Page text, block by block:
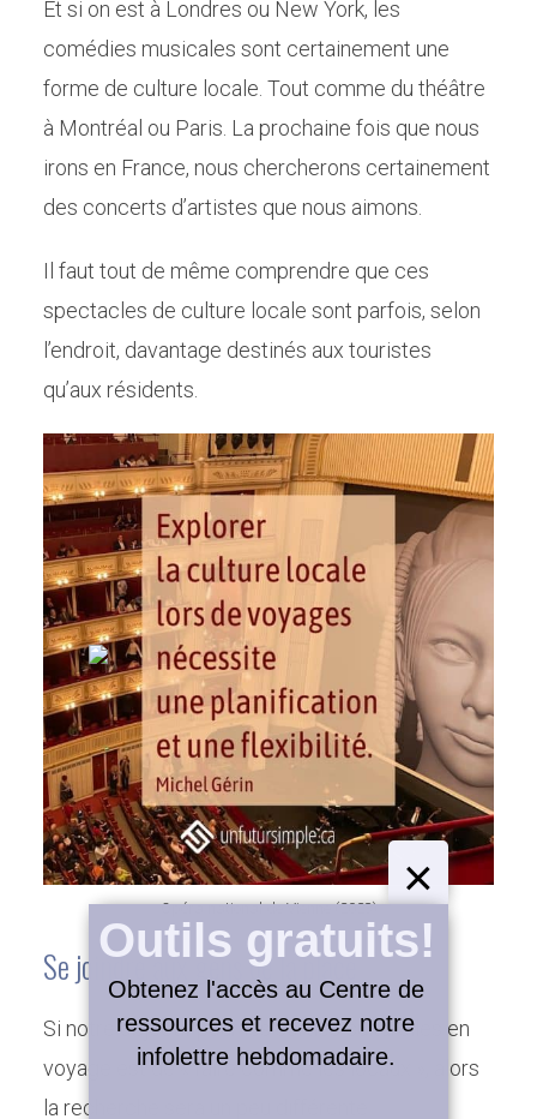
Les attraits des sorties culturelles en
voyage
Et si on est à Londres ou New York, les
comédies musicales sont certainement une
forme de culture locale. Tout comme du théâtre
à Montréal ou Paris. La prochaine fois que nous
irons en France, nous chercherons certainement
des concerts d’artistes que nous aimons.
Il faut tout de même comprendre que ces
spectacles de culture locale sont parfois, selon
l’endroit, davantage destinés aux touristes
qu’aux résidents.
Opéra national de Vienne (2023)
Se joindre aux gens de la place
Si notre objectif pour les sorties culturelles en
voyage est de « faire comme les locaux », alors
la recherche sera un peu différente.
×
Obtenez l'accès au Centre de
ressources et recevez notre
infolettre hebdomadaire.
Outils gratuits!